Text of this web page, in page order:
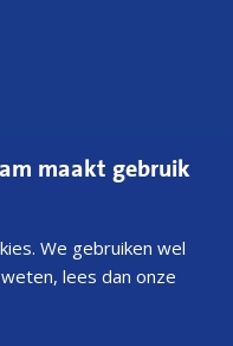
maakt gebruik
We gebruiken wel
lees dan onze